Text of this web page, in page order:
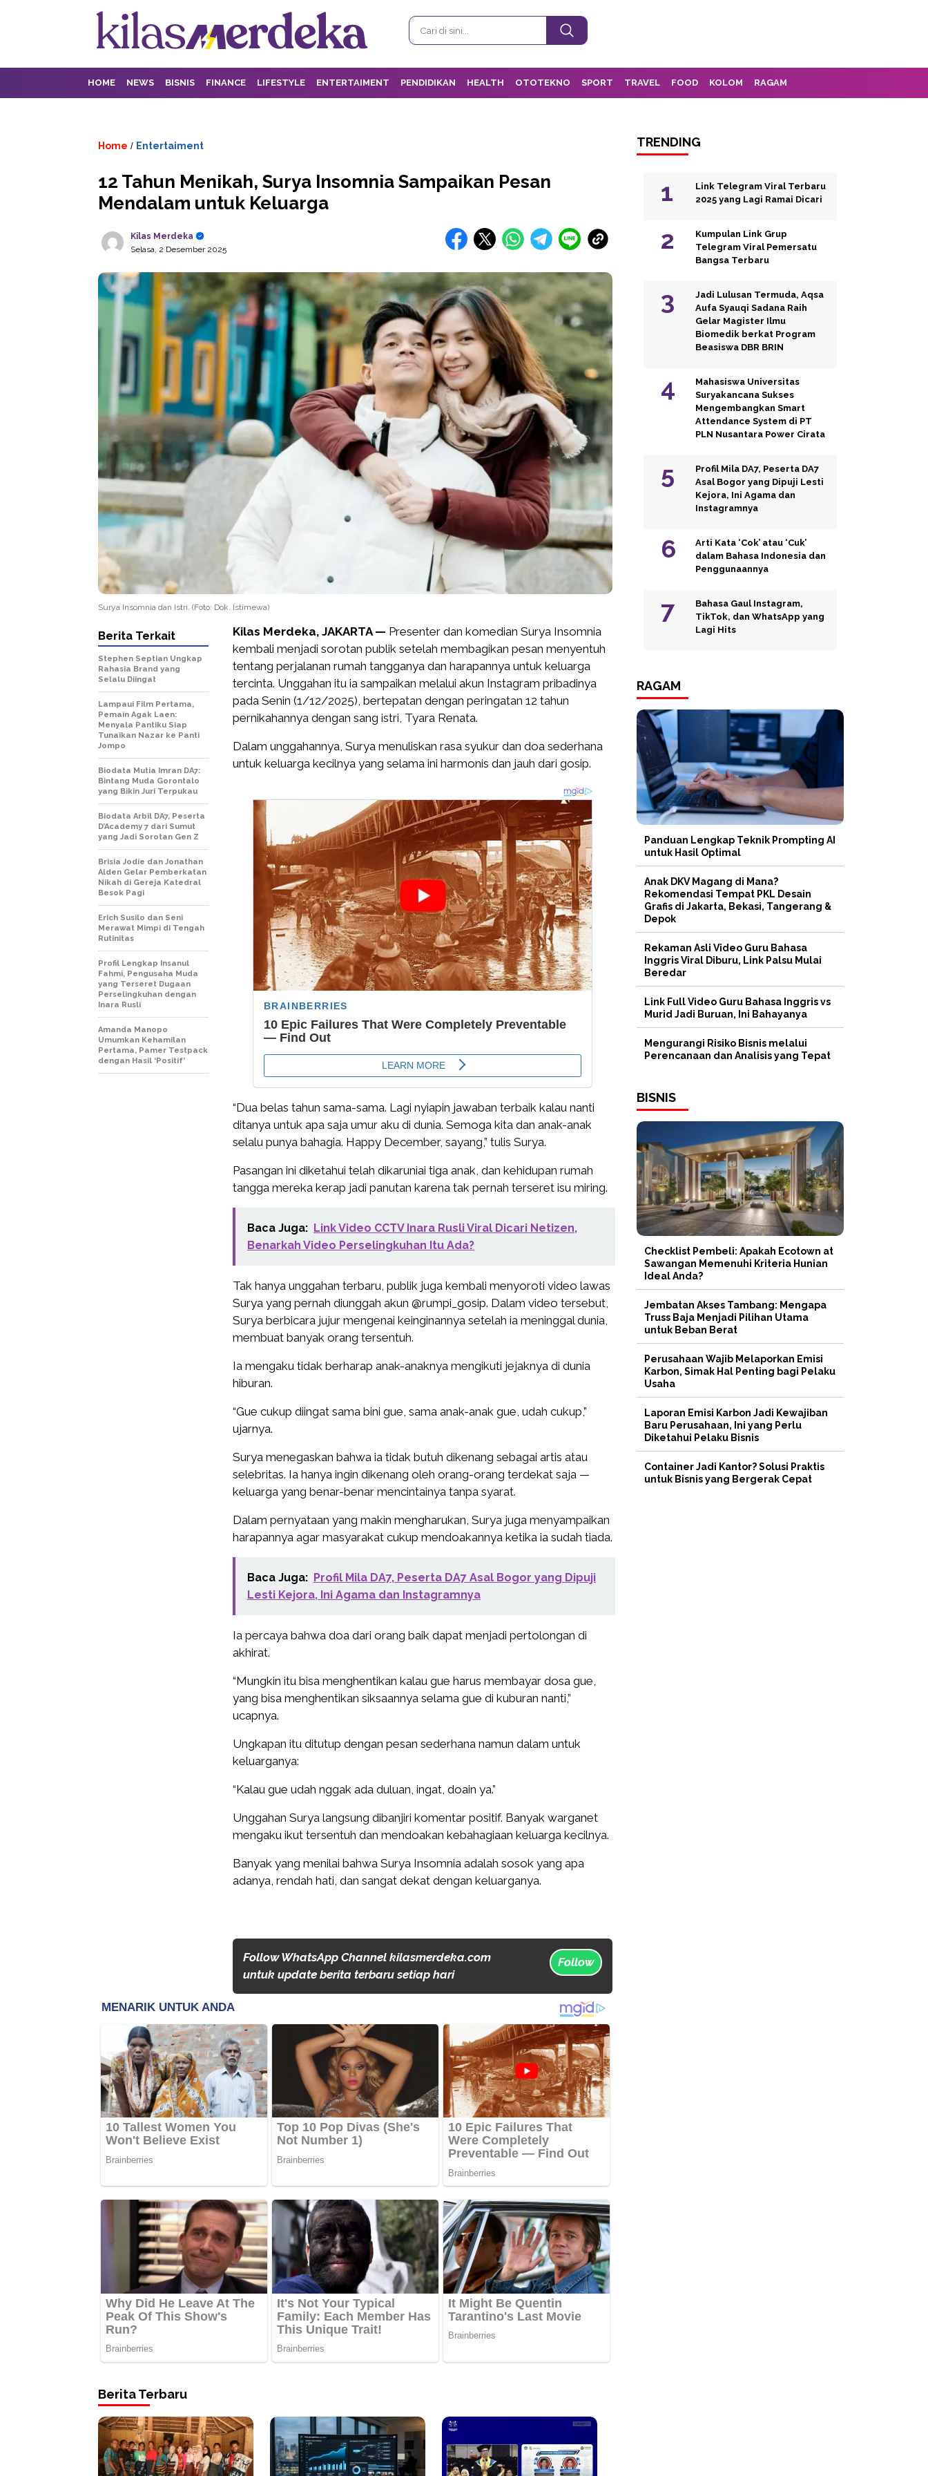
HOME NEWS BISNIS FINANCE LIFESTYLE ENTERTAIMENT PENDIDIKAN HEALTH OTOTEKNO SPORT TRAVEL FOOD KOLOM RAGAM
Home / Entertaiment
12 Tahun Menikah, Surya Insomnia Sampaikan Pesan
Mendalam untuk Keluarga
Kilas Merdeka
Selasa, 2 Desember 2025
Surya Insomnia dan Istri. (Foto: Dok. Istimewa)
Kilas Merdeka, JAKARTA — Presenter dan komedian Surya Insomnia
kembali menjadi sorotan publik setelah membagikan pesan menyentuh
tentang perjalanan rumah tangganya dan harapannya untuk keluarga
tercinta. Unggahan itu ia sampaikan melalui akun Instagram pribadinya
pada Senin (1/12/2025), bertepatan dengan peringatan 12 tahun
pernikahannya dengan sang istri, Tyara Renata.
Dalam unggahannya, Surya menuliskan rasa syukur dan doa sederhana
untuk keluarga kecilnya yang selama ini harmonis dan jauh dari gosip.
“Dua belas tahun sama-sama. Lagi nyiapin jawaban terbaik kalau nanti
ditanya untuk apa saja umur aku di dunia. Semoga kita dan anak-anak
selalu punya bahagia. Happy December, sayang,” tulis Surya.
Pasangan ini diketahui telah dikaruniai tiga anak, dan kehidupan rumah
tangga mereka kerap jadi panutan karena tak pernah terseret isu miring.
Baca Juga: Link Video CCTV Inara Rusli Viral Dicari Netizen,
Benarkah Video Perselingkuhan Itu Ada?
Tak hanya unggahan terbaru, publik juga kembali menyoroti video lawas
Surya yang pernah diunggah akun @rumpi_gosip. Dalam video tersebut,
Surya berbicara jujur mengenai keinginannya setelah ia meninggal dunia,
membuat banyak orang tersentuh.
Ia mengaku tidak berharap anak-anaknya mengikuti jejaknya di dunia
hiburan.
“Gue cukup diingat sama bini gue, sama anak-anak gue, udah cukup,”
ujarnya.
Surya menegaskan bahwa ia tidak butuh dikenang sebagai artis atau
selebritas. Ia hanya ingin dikenang oleh orang-orang terdekat saja —
keluarga yang benar-benar mencintainya tanpa syarat.
Dalam pernyataan yang makin mengharukan, Surya juga menyampaikan
harapannya agar masyarakat cukup mendoakannya ketika ia sudah tiada.
Baca Juga: Profil Mila DA7, Peserta DA7 Asal Bogor yang Dipuji
Lesti Kejora, Ini Agama dan Instagramnya
Ia percaya bahwa doa dari orang baik dapat menjadi pertolongan di
akhirat.
“Mungkin itu bisa menghentikan kalau gue harus membayar dosa gue,
yang bisa menghentikan siksaannya selama gue di kuburan nanti,”
ucapnya.
Ungkapan itu ditutup dengan pesan sederhana namun dalam untuk
keluarganya:
“Kalau gue udah nggak ada duluan, ingat, doain ya.”
Unggahan Surya langsung dibanjiri komentar positif. Banyak warganet
mengaku ikut tersentuh dan mendoakan kebahagiaan keluarga kecilnya.
Banyak yang menilai bahwa Surya Insomnia adalah sosok yang apa
adanya, rendah hati, dan sangat dekat dengan keluarganya.
Follow WhatsApp Channel kilasmerdeka.com
untuk update berita terbaru setiap hari
Follow
Berita Terkait
Stephen Septian Ungkap
Rahasia Brand yang
Selalu Diingat
Lampaui Film Pertama,
Pemain Agak Laen:
Menyala Pantiku Siap
Tunaikan Nazar ke Panti
Jompo
Biodata Mutia Imran DA7:
Bintang Muda Gorontalo
yang Bikin Juri Terpukau
Biodata Arbil DA7, Peserta
D’Academy 7 dari Sumut
yang Jadi Sorotan Gen Z
Brisia Jodie dan Jonathan
Alden Gelar Pemberkatan
Nikah di Gereja Katedral
Besok Pagi
Erich Susilo dan Seni
Merawat Mimpi di Tengah
Rutinitas
Profil Lengkap Insanul
Fahmi, Pengusaha Muda
yang Terseret Dugaan
Perselingkuhan dengan
Inara Rusli
Amanda Manopo
Umumkan Kehamilan
Pertama, Pamer Testpack
dengan Hasil ‘Positif’
Berita Terbaru
TRENDING
Link Telegram Viral Terbaru
2025 yang Lagi Ramai Dicari
Kumpulan Link Grup
Telegram Viral Pemersatu
Bangsa Terbaru
Jadi Lulusan Termuda, Aqsa
Aufa Syauqi Sadana Raih
Gelar Magister Ilmu
Biomedik berkat Program
Beasiswa DBR BRIN
Mahasiswa Universitas
Suryakancana Sukses
Mengembangkan Smart
Attendance System di PT
PLN Nusantara Power Cirata
Profil Mila DA7, Peserta DA7
Asal Bogor yang Dipuji Lesti
Kejora, Ini Agama dan
Instagramnya
Arti Kata ‘Cok’ atau ‘Cuk’
dalam Bahasa Indonesia dan
Penggunaannya
Bahasa Gaul Instagram,
TikTok, dan WhatsApp yang
Lagi Hits
RAGAM
Panduan Lengkap Teknik Prompting AI
untuk Hasil Optimal
Anak DKV Magang di Mana?
Rekomendasi Tempat PKL Desain
Grafis di Jakarta, Bekasi, Tangerang &
Depok
Rekaman Asli Video Guru Bahasa
Inggris Viral Diburu, Link Palsu Mulai
Beredar
Link Full Video Guru Bahasa Inggris vs
Murid Jadi Buruan, Ini Bahayanya
Mengurangi Risiko Bisnis melalui
Perencanaan dan Analisis yang Tepat
BISNIS
Checklist Pembeli: Apakah Ecotown at
Sawangan Memenuhi Kriteria Hunian
Ideal Anda?
Jembatan Akses Tambang: Mengapa
Truss Baja Menjadi Pilihan Utama
untuk Beban Berat
Perusahaan Wajib Melaporkan Emisi
Karbon, Simak Hal Penting bagi Pelaku
Usaha
Laporan Emisi Karbon Jadi Kewajiban
Baru Perusahaan, Ini yang Perlu
Diketahui Pelaku Bisnis
Container Jadi Kantor? Solusi Praktis
untuk Bisnis yang Bergerak Cepat